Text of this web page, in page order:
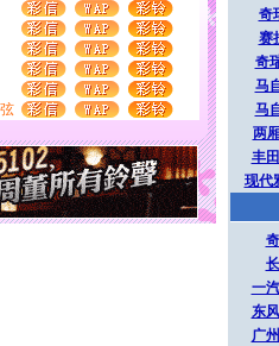
子是爱情，第四片叶子是幸运。
年快乐！
没什么送给你的，又不打算给
：千万快乐！千万要健康！千万
万不要忘记我！
会想起你,而是这样的日子才
你,圣诞要快乐!新年要快乐!天
心,在这个特别的日子里,愿幸福,
的祝愿与你同在.圣诞快乐!
看不到你我要充电；没有你我会
奇
赛
奇
马
马
两
丰
现代
一
东
广